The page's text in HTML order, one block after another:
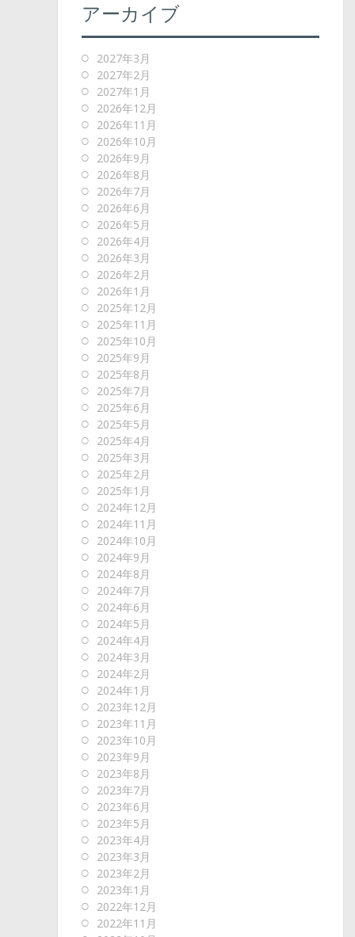
アーカイブ
2027年3月
2027年2月
2027年1月
2026年12月
2026年11月
2026年10月
2026年9月
2026年8月
2026年7月
2026年6月
2026年5月
2026年4月
2026年3月
2026年2月
2026年1月
2025年12月
2025年11月
2025年10月
2025年9月
2025年8月
2025年7月
2025年6月
2025年5月
2025年4月
2025年3月
2025年2月
2025年1月
2024年12月
2024年11月
2024年10月
2024年9月
2024年8月
2024年7月
2024年6月
2024年5月
2024年4月
2024年3月
2024年2月
2024年1月
2023年12月
2023年11月
2023年10月
2023年9月
2023年8月
2023年7月
2023年6月
2023年5月
2023年4月
2023年3月
2023年2月
2023年1月
2022年12月
2022年11月